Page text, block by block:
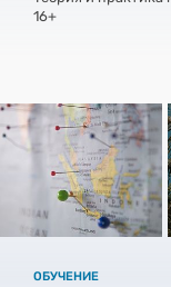
16+
ОБУЧЕНИЕ